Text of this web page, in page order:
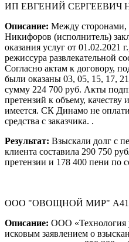
ИП ЕВГЕНИЙ СЕРГЕЕВИЧ
Описание: Между
Никифоров (исполнитель)
оказания услуг от 01.02.2021
режиссура развлекательной
Согласно актам к договору,
были оказаны 03, 05, 15, 17,
сумму 224 700 руб. Акты
претензий к объему, качеству
имеется. СК Динамо не
средства с заказчика. .
Результат: Взыскали долг с
клиента составила 290 750
претензии и 178 400 пени по
ООО "ОВОЩНОЙ МИР" А41-
Описание: ООО «Технология
исковым заявлением о